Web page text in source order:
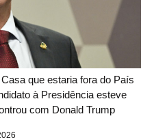
que estaria fora do País
à Presidência esteve
com Donald Trump